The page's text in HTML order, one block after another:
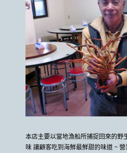
本店主要以當地漁船所捕捉回來的野
味 讓顧客吃到海鮮最鮮甜的味道 ~